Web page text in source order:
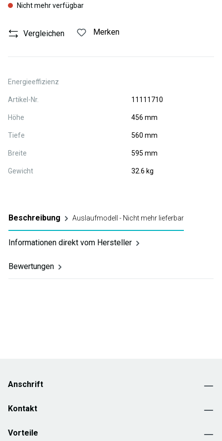
Nicht mehr verfügbar
Vergleichen Merken
Energieeffizienz
Artikel-Nr. 11111710
Höhe 456 mm
Tiefe 560 mm
Breite 595 mm
Gewicht 32.6 kg
Beschreibung Auslaufmodell - Nicht mehr lieferbar
Informationen direkt vom Hersteller
Bewertungen
Anschrift
Kontakt
Vorteile